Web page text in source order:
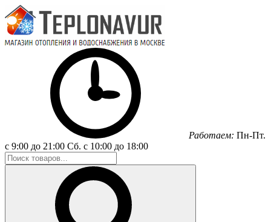
Работаем: Пн-Пт.
с 9:00 до 21:00 Сб. с 10:00 до 18:00